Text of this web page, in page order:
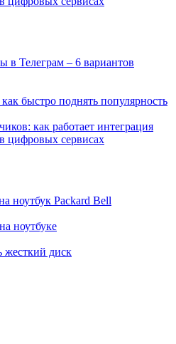
в Телеграм – 6 вариантов
быстро поднять популярность
как работает интеграция
цифровых сервисах
ноутбук Packard Bell
ноутбуке
жесткий диск